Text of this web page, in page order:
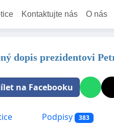
Kontaktujte nás O nás
dopis prezidentovi
na Facebooku
Podpisy 383